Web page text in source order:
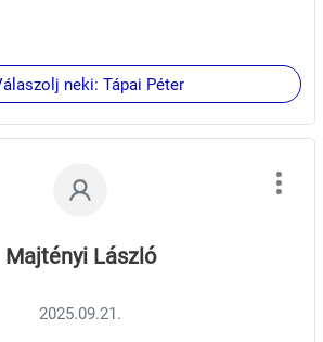
K.Péter
érthető volt az előadás."
Válaszolj neki: Tápai Péter
Majtényi László
2025.09.21.